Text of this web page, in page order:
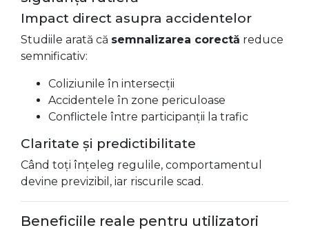
Impact direct asupra accidentelor
Studiile arată că semnalizarea corectă reduce
semnificativ:
Coliziunile în intersecții
Accidentele în zone periculoase
Conflictele între participanții la trafic
Claritate și predictibilitate
Când toți înțeleg regulile, comportamentul
devine previzibil, iar riscurile scad.
Beneficiile reale pentru utilizatori